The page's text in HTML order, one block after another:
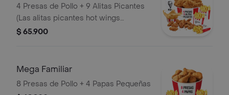
4 Presas de Pollo + 9 Alitas Picantes
(Las alitas picantes hot wings
equivalen a un trozo de ala) + 1
Pequeñas + 1 Balde de Salsa 100g
$ 65.900
Mega Familiar
8 Presas de Pollo + 4 Papas Pequeñas